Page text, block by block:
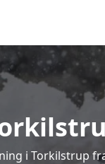
i Torkilstrup